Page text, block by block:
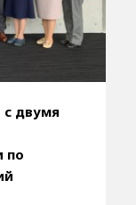
с двумя
по